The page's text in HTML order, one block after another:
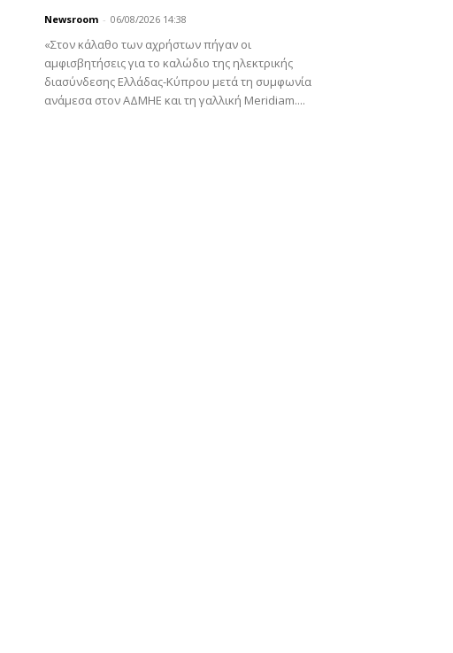
Newsroom - 06/08/2026 14:38
«Στον κάλαθο των αχρήστων πήγαν οι
αμφισβητήσεις για το καλώδιο της ηλεκτρικής
διασύνδεσης Ελλάδας-Κύπρου μετά τη συμφωνία
ανάμεσα στον ΑΔΜΗΕ και τη γαλλική Meridiam....